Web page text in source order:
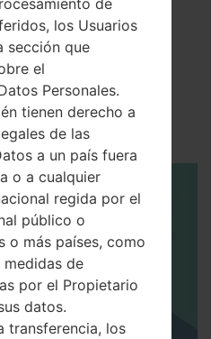
Stylo
de
los Usuarios
sección que
el
Personales.
tienen derecho a
de las
a un país fuera
o a cualquier
regida por el
público o
o más países, como
medidas de
por el Propietario
datos.
transferencia, los